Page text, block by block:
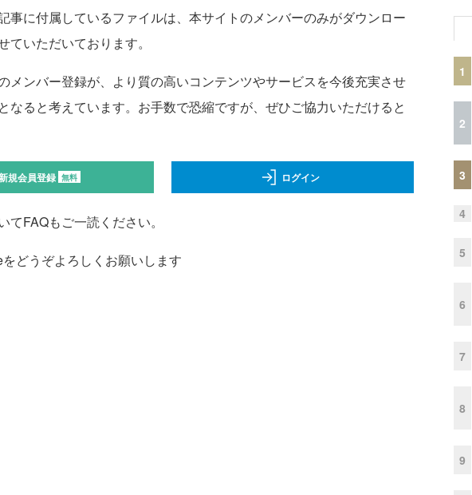
事に付属しているファイルは、本サイトのメンバーのみがダウンロー
ていただいております。
メンバー登録が、より質の高いコンテンツやサービスを今後充実させ
なると考えています。お手数で恐縮ですが、ぜひご協力いただけると
規会員登録 無料 ログイン
てFAQもご一読ください。
どうぞよろしくお願いします
1
2
3
4
5
6
7
8
9